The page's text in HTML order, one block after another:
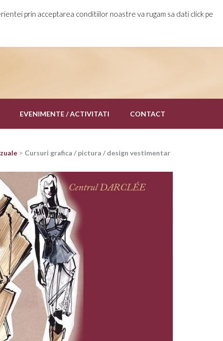
Meniu rapid
EVENIMENTE / ACTIVITATI CONTACT
> Cursuri grafica / pictura / design vestimentar
prin acceptarea conditiilor noastre va rugam sa dati click pe